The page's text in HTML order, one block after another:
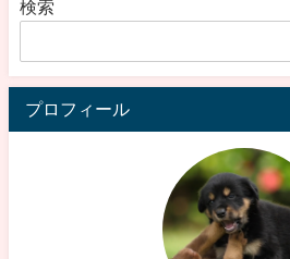
検索
プロフィール